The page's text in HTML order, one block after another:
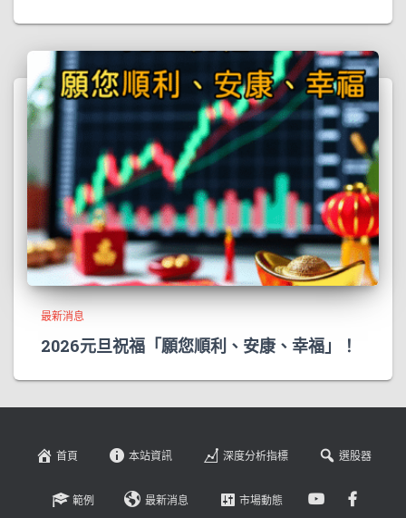
最新消息
2026元旦祝福「願您順利、安康、幸福」！
首頁 本站資訊 深度分析指標 選股器
範例 最新消息 市場動態